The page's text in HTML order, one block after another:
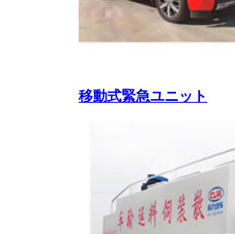
移動式緊急ユニット